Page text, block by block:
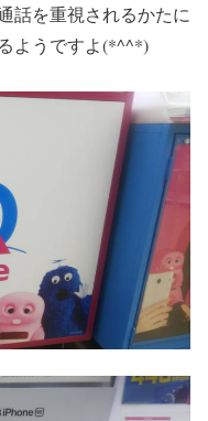
話を重視されるかたに
ようですよ(*^^*)